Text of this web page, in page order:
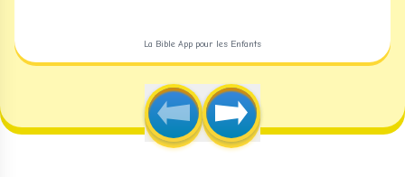
La Bible App pour les Enfants